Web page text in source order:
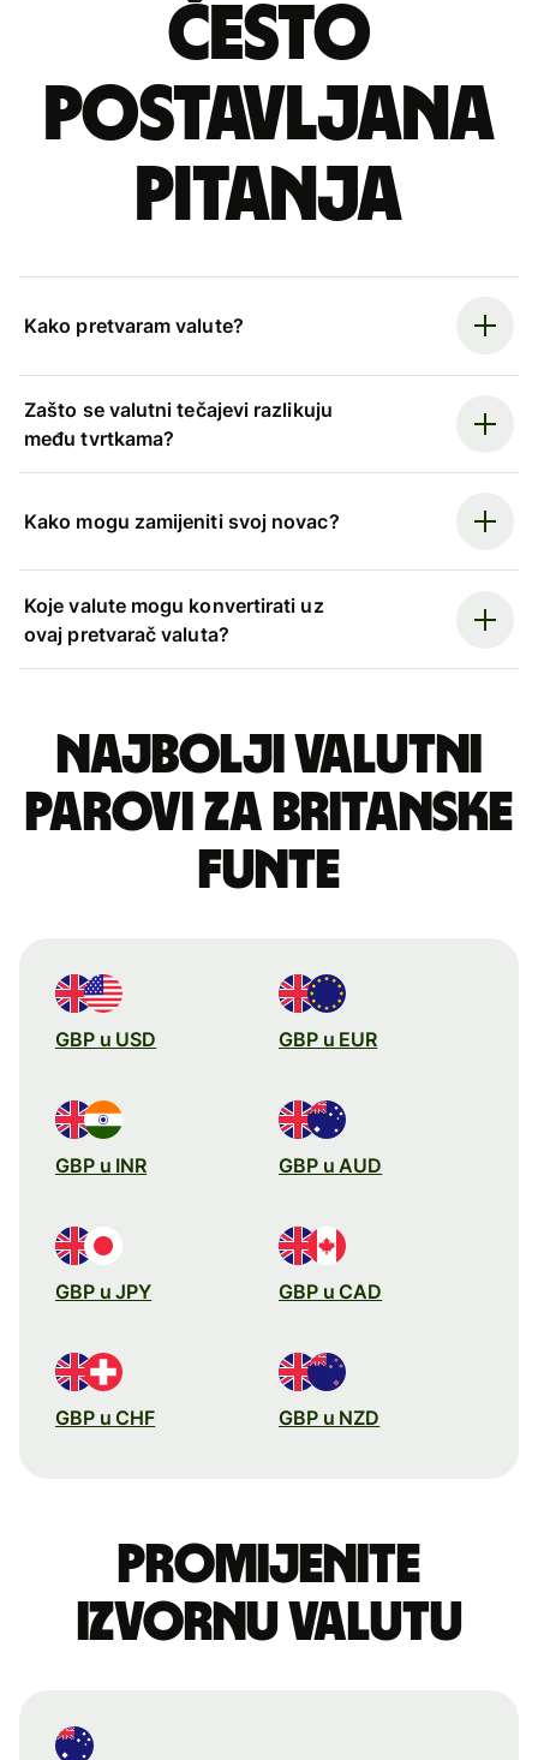
Često
postavljana
pitanja
Kako pretvaram valute?
Zašto se valutni tečajevi razlikuju
među tvrtkama?
Kako mogu zamijeniti svoj novac?
Koje valute mogu konvertirati uz
ovaj pretvarač valuta?
Najbolji valutni
parovi za britanske
funte
GBP u USD GBP u EUR
GBP u INR GBP u AUD
GBP u JPY GBP u CAD
GBP u CHF GBP u NZD
Promijenite
izvornu valutu